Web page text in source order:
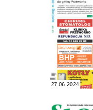
27.06.2024